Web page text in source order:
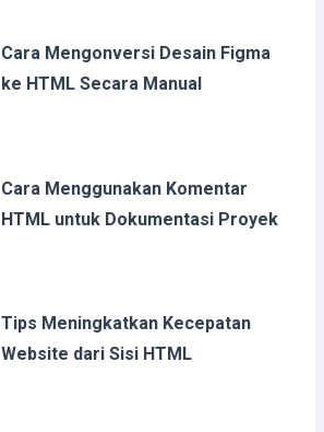
Cara Mengonversi Desain Figma
ke HTML Secara Manual
Cara Menggunakan Komentar
HTML untuk Dokumentasi Proyek
Tips Meningkatkan Kecepatan
Website dari Sisi HTML